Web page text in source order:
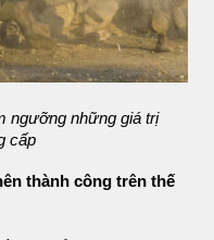
ngưỡng những giá trị
cấp
thành công trên thế